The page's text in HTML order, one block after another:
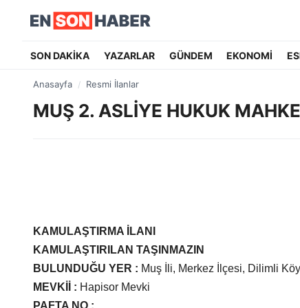
SON DAKİKA YAZARLAR GÜNDEM EKONOMİ
Anasayfa Resmi İlanlar
MUŞ 2. ASLİYE HUKUK
KAMULAŞTIRMA İLANI
KAMULAŞTIRILAN TAŞINMAZIN
BULUNDUĞU YER : Muş İli, Merkez İlçesi, Dilimli
MEVKİİ
: Hapisor Mevki
PAFTA NO :